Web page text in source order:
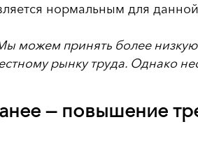
нормальным для
можем принять более низкую
рынку труда. Однако
— повышение